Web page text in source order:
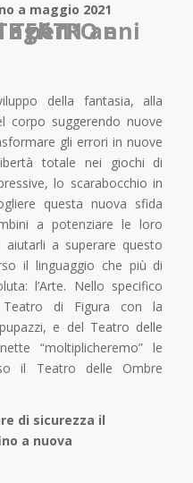
a maggio 2021
per BAMBINI dai 6 agli 11 anni
della fantasia, alla
corpo suggerendo nuove
gli errori in nuove
totale nei giochi di
lo scarabocchio in
questa nuova sfida
a potenziare le loro
aiutarli a superare questo
il linguaggio che più di
l’Arte. Nello specifico
di Figura con la
e del Teatro delle
“moltiplicheremo” le
il Teatro delle Ombre
di sicurezza il
a nuova